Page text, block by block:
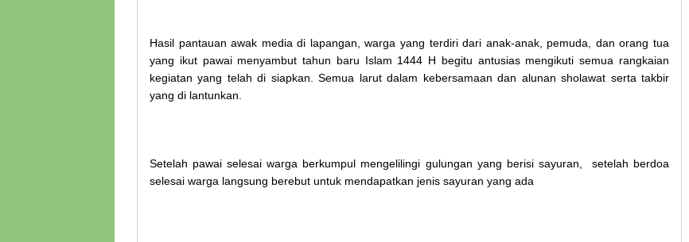
Hasil pantauan awak media di lapangan, warga yang terdiri dari anak-anak, pemuda, dan orang tua
yang ikut pawai menyambut tahun baru Islam 1444 H begitu antusias mengikuti semua rangkaian
kegiatan yang telah di siapkan. Semua larut dalam kebersamaan dan alunan sholawat serta takbir
yang di lantunkan.
Setelah pawai selesai warga berkumpul mengelilingi gulungan yang berisi sayuran, setelah berdoa
selesai warga langsung berebut untuk mendapatkan jenis sayuran yang ada